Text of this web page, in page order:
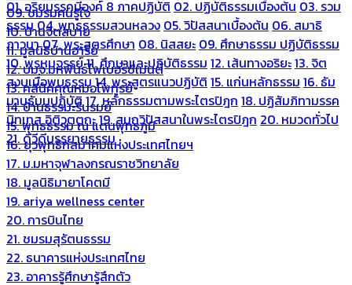
01. อริยมรรคมีองค์ 8 ภาคปฏิบัติ 02. ปฏิบัติธรรมเบื้องต้น 03. รวม
ธรรม04. พุทธธรรมสวนหลวง 05. วิปัสสนาเบื้องต้น 06. สมาธิ
ภาวนา07. พระสูตรศึกษา 08. นิสสยะ 09. ศึกษาธรรม ปฏิบัติธรรม
10. พรหมจรรย์11. ศึกษาและปฏิบัติธรรม 12. เส้นทางอริยะ13. จิต
สงบเมื่อพบธรรม14. พระสูตรแนวปฏิบัติ 15. แก่นหลักธรรม 16. ธัม
มานุธัมมปฏิบัติ17. หลักธรรมตามพระไตรปิฎก 18. ปฏิสัมภิทามรรค
นิทเทส อิติวุตตกะ19. สมถวิปัสสนาในพระไตรปิฎก 20. หมวดทั่วไป
21. ดีวีดีบรรยายธรรม
09. ชมรมคนรู้ใจ
10. บ้านจิตสบาย
11. มูลนิธิบ้านอารีย์
12. บมจ.มหพันธ์ไฟเบอร์ซีเมนต์
13. คลีนิคคุณหมอไพทูรย์
14. บ้านธรรมะรื่นรมย์
15. พุทธธรรม ณ แดนพุทธภูมิ
16. ยุวพุทธิกสมาคมแห่งประเทศไทยฯ
17. ม.มหาจุฬาลงกรณราชวิทยาลัย
18. มูลนิธิมายาโคตมี
19. ariya wellness center
20. การบินไทย
21. ชมรมสุรัตนธรรม
22. ธนาคารแห่งประเทศไทย
23. อาคารรู้ศึกษารู้สึกตัว